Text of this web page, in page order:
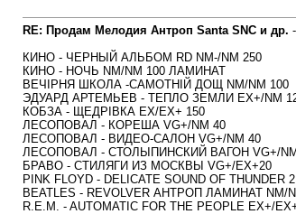
RE: Продам Мелодия Антроп Santa SNC и др. -
КИНО - ЧЕРНЫЙ АЛЬБОМ RD NM-/NM 250
КИНО - НОЧЬ NM/NM 100 ЛАМИНАТ
ВЕЧIРНЯ ШКОЛА -САМОТНIЙ ДОЩ NM/NM 100
ЭДУАРД АРТЕМЬЕВ - ТЕПЛО ЗЕМЛИ EX+/NM
КОБЗА - ЩЕДРIВКА EX/EX+ 150
ЛЕСОПОВАЛ - КОРЕША VG+/NM 40
ЛЕСОПОВАЛ - ВИДЕО-САЛОН VG+/NM 40
ЛЕСОПОВАЛ - СТОЛЫПИНСКИЙ ВАГОН VG+/
БРАВО - СТИЛЯГИ ИЗ МОСКВЫ VG+/EX+20
PINK FLOYD - DELICATE SOUND OF
BEATLES - REVOLVER АНТРОП ЛАМИНАТ NM/
R.E.M. - AUTOMATIC FOR THE PEOPLE EX+/